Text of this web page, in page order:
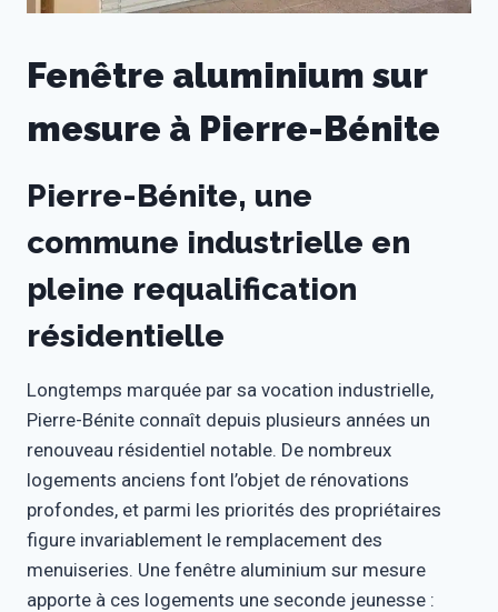
Fenêtre aluminium sur
mesure à Pierre-Bénite
Pierre-Bénite, une
commune industrielle en
pleine requalification
résidentielle
Longtemps marquée par sa vocation industrielle,
Pierre-Bénite connaît depuis plusieurs années un
renouveau résidentiel notable. De nombreux
logements anciens font l’objet de rénovations
profondes, et parmi les priorités des propriétaires
figure invariablement le remplacement des
menuiseries. Une fenêtre aluminium sur mesure
apporte à ces logements une seconde jeunesse :